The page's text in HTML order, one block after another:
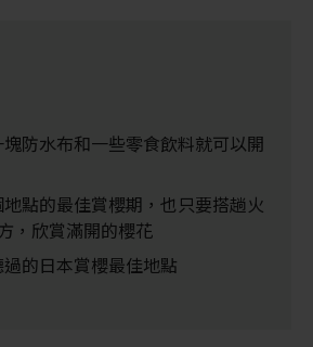
防水布和一些零食飲料就可以開
點的最佳賞櫻期，也只要搭趟火
，欣賞滿開的櫻花
的日本賞櫻最佳地點